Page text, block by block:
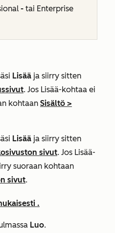
- tai Enterprise
Lisää ja siirry sitten
. Jos Lisää-kohtaa ei
kohtaan Sisältö >
Lisää ja siirry sitten
sivut. Jos Lisää-
suoraan kohtaan
sivut.
.
Luo.